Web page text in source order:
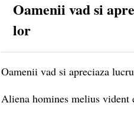
Oamenii vad si
lor
Oamenii vad si apreciaza
Aliena homines melius vident